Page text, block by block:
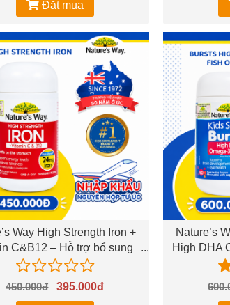
Đặt mua
Way High Strength Iron +
C&B12 – Hỗ trợ bổ sung
C & B12 cho cơ thể
450.000đ395.000đ
Nature’s
High DHA
trợ tốt